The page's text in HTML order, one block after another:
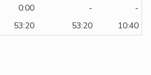
0:00 -
-
53:20 53:20 10:40